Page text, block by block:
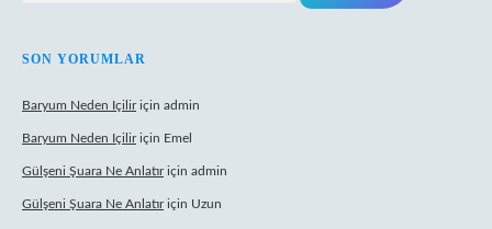
SON YORUMLAR
Baryum Neden Içiliriçin admin
Baryum Neden Içiliriçin Emel
Gülşeni Şuara Ne Anlatıriçin admin
Gülşeni Şuara Ne Anlatıriçin Uzun